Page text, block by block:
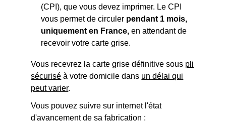
(CPI), que vous devez imprimer. Le CPI
vous permet de circuler pendant 1 mois,
uniquement en France, en attendant de
recevoir votre carte grise.
Vous recevrez la carte grise définitive sous pli
sécurisé à votre domicile dans un délai qui
peut varier.
Vous pouvez suivre sur internet l'état
d'avancement de sa fabrication :